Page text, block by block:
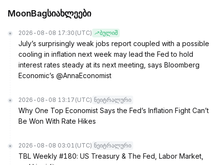
MoonBagსიახლეები
2026-08-08 17:30 (UTC) ბულიშ
July’s surprisingly weak jobs report coupled with a possible
cooling in inflation next week may lead the Fed to hold
interest rates steady at its next meeting, says Bloomberg
Economic’s @AnnaEconomist
2026-08-08 13:17 (UTC) ნეიტრალური
Why One Top Economist Says the Fed’s Inflation Fight Can’t
Be Won With Rate Hikes
2026-08-08 03:01 (UTC) ნეიტრალური
TBL Weekly #180: US Treasury & The Fed, Labor Market,